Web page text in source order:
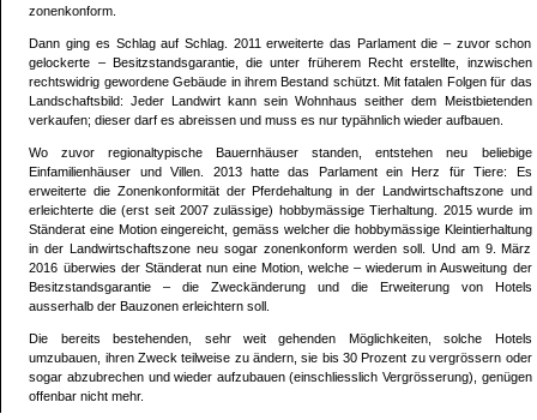
zonenkonform.
Dann ging es Schlag auf Schlag. 2011 erweiterte das Parlament die – zuvor schon
gelockerte – Besitzstandsgarantie, die unter früherem Recht erstellte, inzwischen
rechtswidrig gewordene Gebäude in ihrem Bestand schützt. Mit fatalen Folgen für das
Landschaftsbild: Jeder Landwirt kann sein Wohnhaus seither dem Meistbietenden
verkaufen; dieser darf es abreissen und muss es nur typähnlich wieder aufbauen.
Wo zuvor regionaltypische Bauernhäuser standen, entstehen neu beliebige
Einfamilienhäuser und Villen. 2013 hatte das Parlament ein Herz für Tiere: Es
erweiterte die Zonenkonformität der Pferdehaltung in der Landwirtschaftszone und
erleichterte die (erst seit 2007 zulässige) hobbymässige Tierhaltung. 2015 wurde im
Ständerat eine Motion eingereicht, gemäss welcher die hobbymässige Kleintierhaltung
in der Landwirtschaftszone neu sogar zonenkonform werden soll. Und am 9. März
2016 überwies der Ständerat nun eine Motion, welche – wiederum in Ausweitung der
Besitzstandsgarantie – die Zweckänderung und die Erweiterung von Hotels
ausserhalb der Bauzonen erleichtern soll.
Die bereits bestehenden, sehr weit gehenden Möglichkeiten, solche Hotels
umzubauen, ihren Zweck teilweise zu ändern, sie bis 30 Prozent zu vergrössern oder
sogar abzubrechen und wieder aufzubauen (einschliesslich Vergrösserung), genügen
offenbar nicht mehr.